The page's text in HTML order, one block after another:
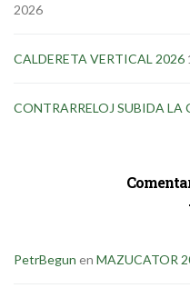
2026
CALDERETA VERTICAL 2026
CONTRARRELOJ SUBIDA
PetrBegun en MAZUCATOR